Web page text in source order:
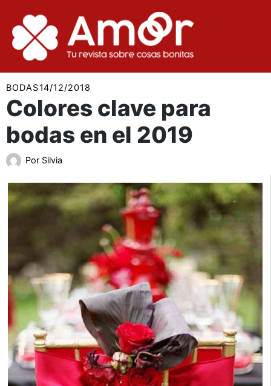
contenido
BODAS14/12/2018
Colores clave para
bodas en el 2019
Por Silvia